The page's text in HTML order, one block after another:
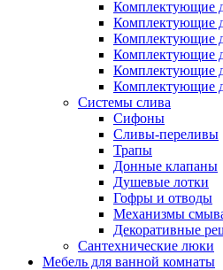
Комплектующие
Комплектующие
Комплектующие
Комплектующие
Комплектующие
Комплектующие
Системы слива
Сифоны
Сливы-переливы
Трапы
Донные клапаны
Душевые лотки
Гофры и отводы
Механизмы
Декоративные
Сантехнические люки
Мебель для ванной комнаты